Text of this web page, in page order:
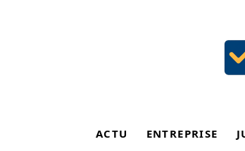
ACTU ENTREPRISE